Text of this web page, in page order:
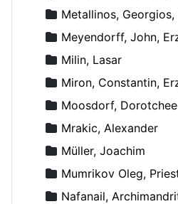
Metallinos,
Meyendorff, John,
Milin, Lasar
Miron, Constantin,
Moosdorf, Dorotchee
Mrakic, Alexander
Müller, Joachim
Mumrikov Oleg,
Nafanail,